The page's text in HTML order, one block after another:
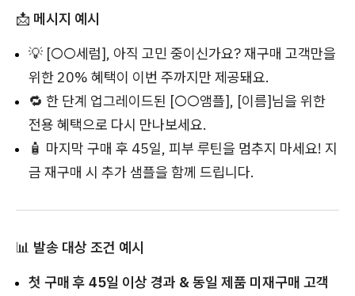
📩 메시지 예시
💡 [○○세럼], 아직 고민 중이신가요? 재구매 고객만을
위한 20% 혜택이 이번 주까지만 제공돼요.
🔁 한 단계 업그레이드된 [○○앰플], [이름]님을 위한
전용 혜택으로 다시 만나보세요.
🧴 마지막 구매 후 45일, 피부 루틴을 멈추지 마세요! 지
금 재구매 시 추가 샘플을 함께 드립니다.
📊 발송 대상 조건 예시
첫 구매 후 45일 이상 경과 & 동일 제품 미재구매 고객